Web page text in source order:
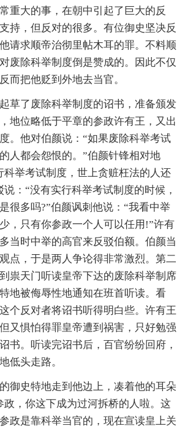
重大的事，在朝中引起了巨大的反
持，但反对的很多。有位御史坚决反
请求顺帝治彻里帖木耳的罪。不料顺
废除科举制度倒是赞成的。因此不仅
而把他贬到外地去当官。
草了废除科举制度的诏书，准备颁发
地位略低于平章的参政许有王，又出
。他对伯颜说：“如果废除科举考试
人都会怨恨的。”伯颜针锋相对地
科举考试制度，世上贪赃枉法的人还
：“没有实行科举考试制度的时候，
很多吗?”伯颜讽刺他说：“我看中举
，只有你参政一个人可以任用!”许有
当时中举的高官来反驳伯额。伯颜当
点，于是两人争论得非常激烈。第二
祟天门听读皇帝下达的废除科举制席
地被侮辱性地通知在班首听读。看
个反对者将诏书听得明白些。许有王
又惧怕得罪皇帝遭到祸害，只好勉强
书。听读完诏书后，百官纷纷回府，
低头走路。
御史特地走到他边上，凑着他的耳朵
政，你这下成为过河拆桥的人啦。这
政是靠科举当官的，现在宣读皇上关